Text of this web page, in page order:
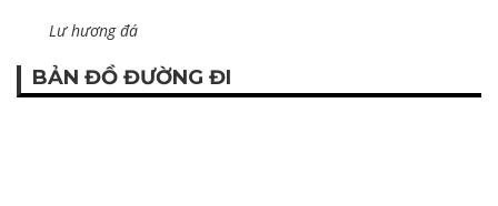
Lư hương đá
BẢN ĐỒ ĐƯỜNG ĐI